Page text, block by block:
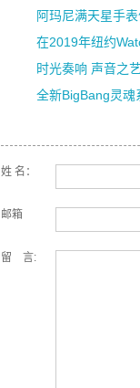
阿玛尼满天星手
在2019年纽约
时光奏响 声音之
全新BigBang灵魂
姓 名：
邮箱
留 言: